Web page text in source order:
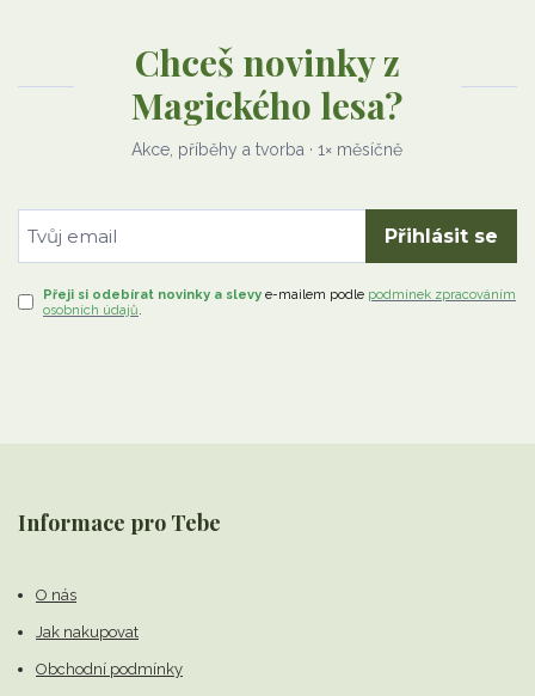
Chceš novinky z
Magického lesa?
Akce, příběhy a tvorba · 1× měsíčně
Přihlásit se
Přeji si odebírat novinky a slevy e-mailem podle podmínek zpracováním
osobních údajů.
Informace pro Tebe
O nás
Jak nakupovat
Obchodní podmínky